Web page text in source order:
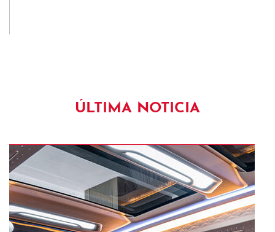
ÚLTIMA NOTICIA